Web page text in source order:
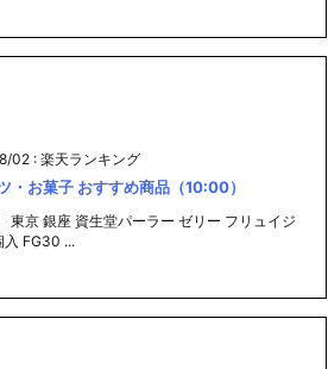
02 楽天ランキング
・お菓子 おすすめ商品（10:00）
東京 銀座 資生堂パーラー ゼリー フリュイジ
入 FG30 ...